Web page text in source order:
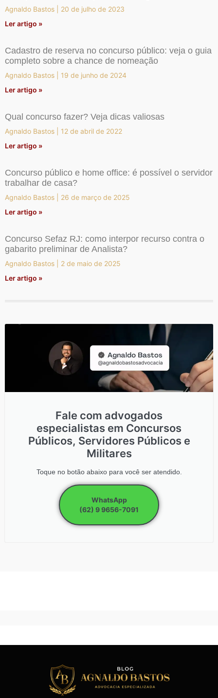
Agnaldo Bastos
20 de julho de 2023
Ler artigo »
Cadastro de reserva no concurso público: veja o guia
completo sobre a chance de nomeação
Agnaldo Bastos
19 de junho de 2024
Ler artigo »
Qual concurso fazer? Veja dicas valiosas
Agnaldo Bastos
12 de abril de 2022
Ler artigo »
Concurso público e home office: é possível o servidor
trabalhar de casa?
Agnaldo Bastos
26 de março de 2025
Ler artigo »
Concurso Sefaz RJ: como interpor recurso contra o
gabarito preliminar de Analista?
Agnaldo Bastos
2 de maio de 2025
Ler artigo »
Fale com advogados
especialistas em Concursos
Públicos, Servidores Públicos e
Militares
Toque no botão abaixo para você ser atendido.
WhatsApp
(62) 9 9656-7091